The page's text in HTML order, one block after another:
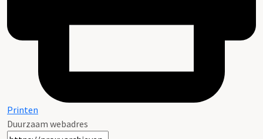
Printen
Duurzaam webadres